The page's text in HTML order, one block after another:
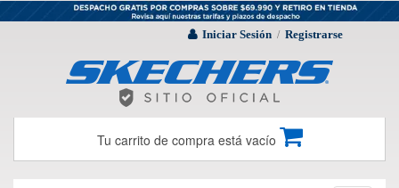
Iniciar Sesión / Registrarse
Tu carrito de compra está vacío